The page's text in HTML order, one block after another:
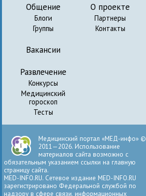
Общение
Блоги
Группы
Вакансии
Развлечение
Конкурсы
Медицинский
гороскоп
Тесты
О проекте
Партнеры
Контакты
Медицинский портал «МЕД-инфо» ©
2011—2026. Использование
материалов сайта возможно с
обязательным указанием ссылки на главную
страницу сайта.
MED-INFO.RU. Сетевое издание MED-INFO.RU
зарегистрировано Федеральной службой по
надзору в сфере связи, информационных